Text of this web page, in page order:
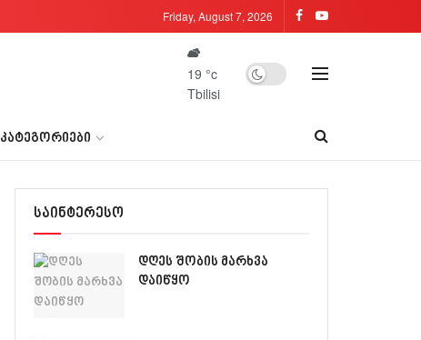
Friday, August 7, 2026
19 °c
Tbilisi
ᲙᲐᲢᲔᲒᲝᲠᲘᲔᲑᲘ
საინტერესო
დღეს შობის მარხვა
დაიწყო